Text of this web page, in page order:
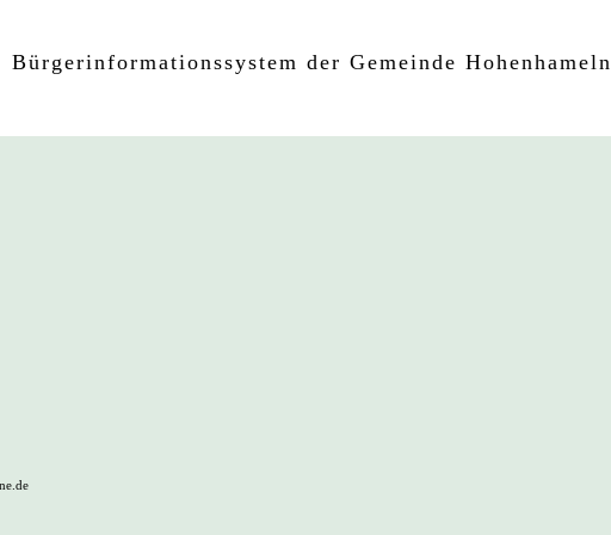
Bürgerinformationssystem der Gemeinde Hohenhameln